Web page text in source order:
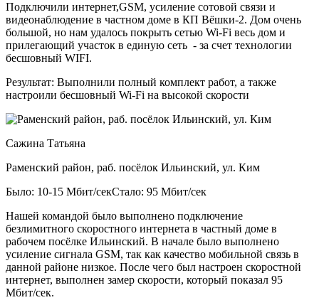
Подключили интернет,GSM, усиление сотовой связи и
видеонаблюдение в частном доме в КП Вёшки-2. Дом очень
большой, но нам удалось покрыть сетью Wi-Fi весь дом и
прилегающий участок в единую сеть - за счет технологии
бесшовный WIFI.
Результат: Выполнили полный комплект работ, а также
настроили бесшовный Wi-Fi на высокой скорости
Сажина Татьяна
Раменский район, раб. посёлок Ильинский, ул. Ким
Было: 10-15 Мбит/секСтало: 95 Мбит/сек
Нашей командой было выполнено подключение
безлимитного скоростного интернета в частный доме в
рабочем посёлке Ильинский. В начале было выполнено
усиление сигнала GSM, так как качество мобильной связь в
данной районе низкое. После чего был настроен скоростной
интернет, выполнен замер скорости, который показал 95
Мбит/сек.